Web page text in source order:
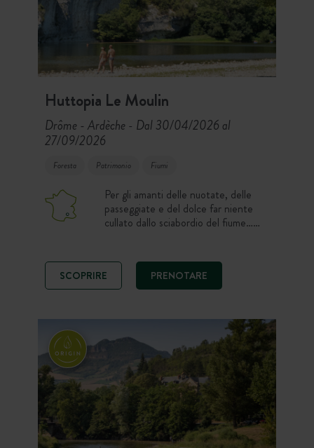
Huttopia Le Moulin
Drôme - Ardèche - Dal 30/04/2026 al
27/09/2026
Foresta Patrimonio Fiumi
Per gli amanti delle nuotate, delle
passeggiate e del dolce far niente
cullato dallo sciabordio del fiume…
SCOPRIRE PRENOTARE